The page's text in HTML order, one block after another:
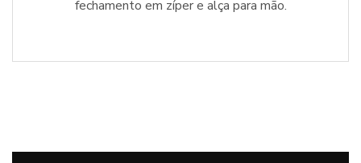
fechamento em zíper e alça para mão.